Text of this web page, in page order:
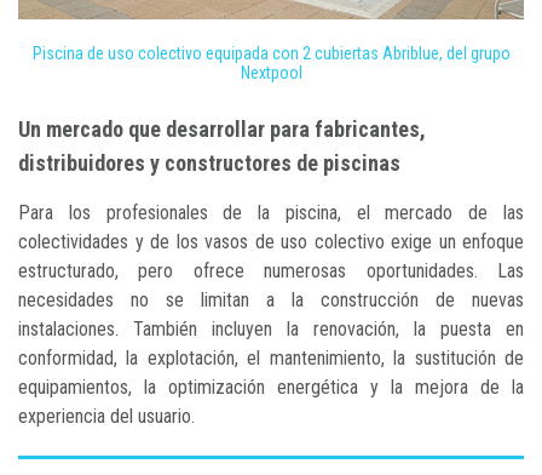
Piscina de uso colectivo equipada con 2 cubiertas Abriblue, del grupo
Nextpool
Un mercado que desarrollar para fabricantes,
distribuidores y constructores de piscinas
Para los profesionales de la piscina, el mercado de las
colectividades y de los vasos de uso colectivo exige un enfoque
estructurado, pero ofrece numerosas oportunidades. Las
necesidades no se limitan a la construcción de nuevas
instalaciones. También incluyen la renovación, la puesta en
conformidad, la explotación, el mantenimiento, la sustitución de
equipamientos, la optimización energética y la mejora de la
experiencia del usuario.